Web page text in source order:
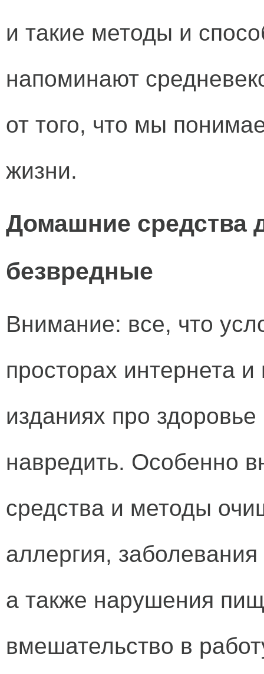
и такие методы и
напоминают
от того, что мы
жизни.
Домашние средства
безвредные
Внимание: все, что
просторах интернета
изданиях про
навредить. Особенно
средства и методы
аллергия,
а также нарушения
вмешательство в